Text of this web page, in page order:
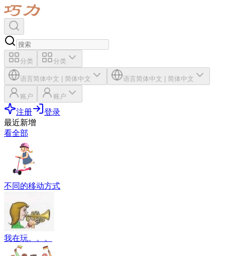
分类 分类
语言简体中文 | 简体中文 语言简体中文 | 简体中文
账户 账户
注册
登录
最近新增
看全部
不同的移动方式
我在玩。。。